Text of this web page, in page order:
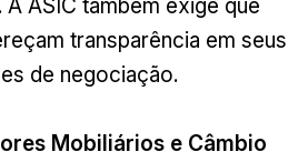
transparência em seus
de negociação.
Mobiliários e Câmbio